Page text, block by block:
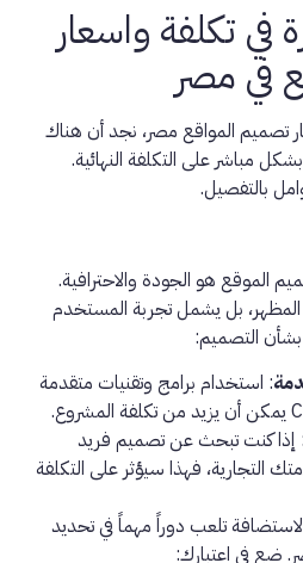
في تكلفة واسعار
في مصر
تصميم المواقع مصر، نجد أن هناك
مباشر على التكلفة النهائية.
بالتفصيل.
الموقع هو الجودة والاحترافية.
بل يشمل تجربة المستخدم
التصميم:
: استخدام برامج وتقنيات متقدمة
: إذا كنت تبحث عن تصميم فريد
التجارية، فهذا سيؤثر على التكلفة
تلعب دوراً مهماً في تحديد
ضع في اعتبارك: